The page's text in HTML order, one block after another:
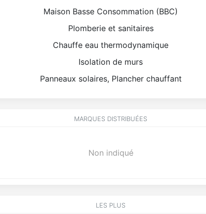
Maison Basse Consommation (BBC)
Plomberie et sanitaires
Chauffe eau thermodynamique
Isolation de murs
Panneaux solaires, Plancher chauffant
MARQUES DISTRIBUÉES
Non indiqué
LES PLUS